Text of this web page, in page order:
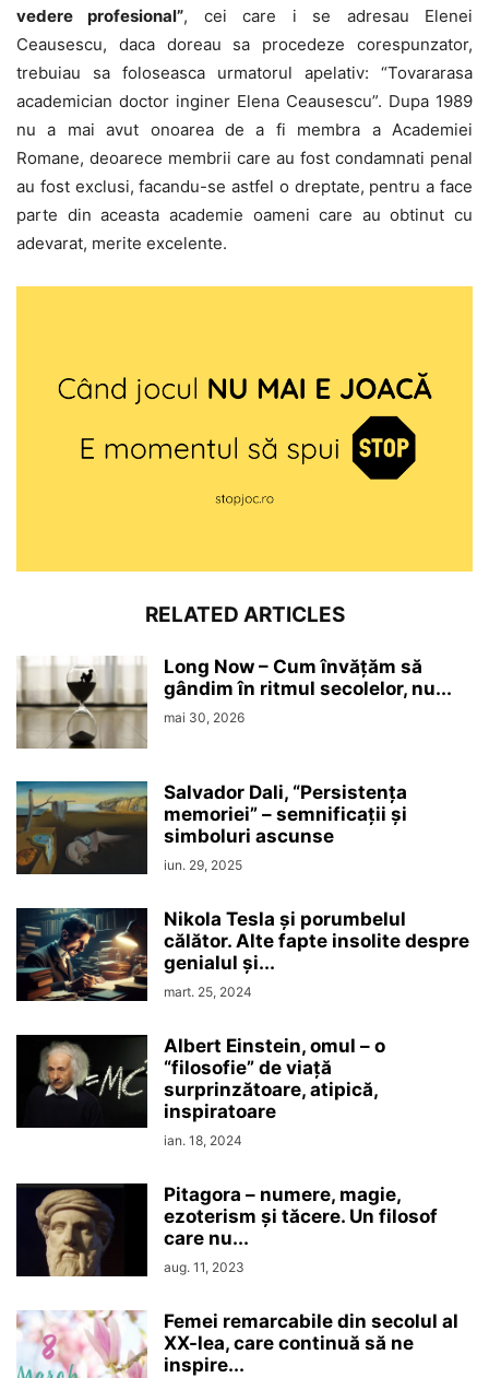
vedere profesional”, cei care i se adresau Elenei
Ceausescu, daca doreau sa procedeze corespunzator,
trebuiau sa foloseasca urmatorul apelativ: “Tovararasa
academician doctor inginer Elena Ceausescu”. Dupa 1989
nu a mai avut onoarea de a fi membra a Academiei
Romane, deoarece membrii care au fost condamnati penal
au fost exclusi, facandu-se astfel o dreptate, pentru a face
parte din aceasta academie oameni care au obtinut cu
adevarat, merite excelente.
RELATED ARTICLES
Long Now – Cum învățăm să
gândim în ritmul secolelor, nu...
mai 30, 2026
Salvador Dali, “Persistenţa
memoriei” – semnificaţii şi
simboluri ascunse
iun. 29, 2025
Nikola Tesla şi porumbelul
călător. Alte fapte insolite despre
genialul şi...
mart. 25, 2024
Albert Einstein, omul – o
“filosofie” de viaţă
surprinzătoare, atipică,
inspiratoare
ian. 18, 2024
Pitagora – numere, magie,
ezoterism şi tăcere. Un filosof
care nu...
aug. 11, 2023
Femei remarcabile din secolul al
XX-lea, care continuă să ne
inspire...